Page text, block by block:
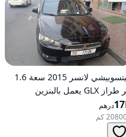
ميتسوبيشي لانسر 2015 سعة 1.6
لتر طراز GLX يعمل بالبنزين
بدفع أمامي
درهم
كم